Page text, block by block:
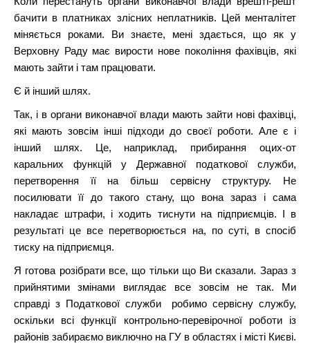
бачити в платниках злісних неплатників. Цей менталітет
міняється роками. Ви знаєте, мені здається, що як у
Верховну Раду має вирости нове покоління фахівців, які
мають зайти і там працювати.
Є й інший шлях.
Так, і в органи виконавчої влади мають зайти нові фахівці,
які мають зовсім інші підходи до своєї роботи. Але є і
інший шлях. Це, наприклад, прибирання оцих-от
каральних функцій у Державної податкової служби,
перетворення її на більш сервісну структуру. Не
посилювати її до такого стану, що вона зараз і сама
накладає штрафи, і ходить тиснути на підприємців. І в
результаті це все перетворюється на, по суті, в спосіб
тиску на підприємця.
Я готова розібрати все, що тільки що Ви сказали. Зараз з
прийнятими змінами виглядає все зовсім не так. Ми
справді з Податкової служби робимо сервісну службу,
оскільки всі функції контрольно-перевірочної роботи із
районів забираємо виключно на ГУ в областях і місті Києві.